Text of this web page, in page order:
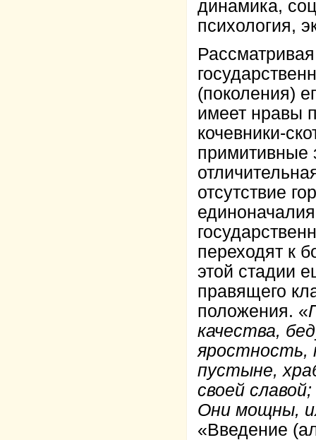
динамика,
психология,
(поколения)
имеет нравы
кочевники-
примитивные
отсутствие
переходят к
этой стадии
правящего
положения. «
качества,
яростность,
пустыне,
своей
Они мощны,
«Введение